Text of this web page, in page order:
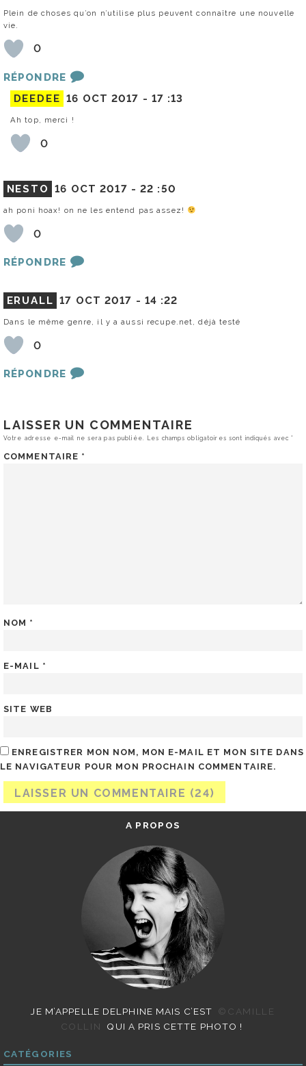
Plein de choses qu’on n’utilise plus peuvent connaître une nouvelle
vie.
0
RÉPONDRE
DEEDEE 16 OCT 2017 - 17 :13
Ah top, merci !
0
NESTO 16 OCT 2017 -22 :50
ah poni hoax! on ne les entend pas assez!
0
RÉPONDRE
ERUALL 17 OCT 2017 - 14 :22
Dans le même genre, il y a aussi recupe.net, déjà testé
0
RÉPONDRE
LAISSER UN COMMENTAIRE
Votre adresse e-mail ne sera pas publiée. Les champs obligatoires sont indiqués avec*
COMMENTAIRE *
NOM *
E-MAIL *
SITE WEB
ENREGISTRER MON NOM, MON E-MAIL ET MON SITE DANS
LE NAVIGATEUR POUR MON PROCHAIN COMMENTAIRE.
A PROPOS
JE M’APPELLE DELPHINE MAIS C’EST
©CAMILLE
COLLIN
QUI A PRIS CETTE PHOTO !
CATÉGORIES